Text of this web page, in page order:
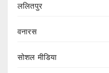
ललितपुर
वनारस
सोशल मीडिया